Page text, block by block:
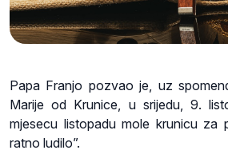
Papa Franjo pozvao je, uz
Marije od Krunice, u srijedu, 9.
mjesecu listopadu mole krunicu za
ratno ludilo”.